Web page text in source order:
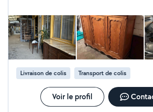
Livraison de colis Transport de colis
Voir le profil